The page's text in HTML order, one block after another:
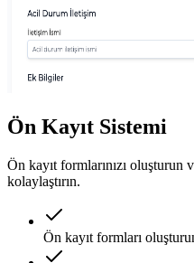
Ön Kayıt Sistemi
Ön kayıt formlarınızı oluşturun
kolaylaştırın.
Ön kayıt formları